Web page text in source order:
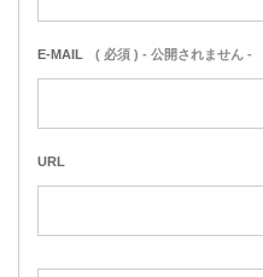
E-MAIL ( 必須 ) - 公開されません -
URL